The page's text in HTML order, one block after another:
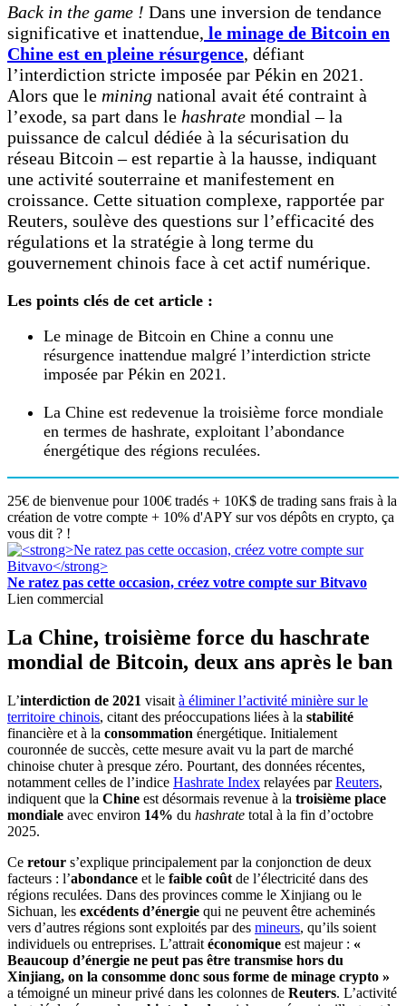
Back in the game ! Dans une inversion de tendance
significative et inattendue, le minage de Bitcoin en
Chine est en pleine résurgence, défiant
l’interdiction stricte imposée par Pékin en 2021.
Alors que le mining national avait été contraint à
l’exode, sa part dans le hashrate mondial – la
puissance de calcul dédiée à la sécurisation du
réseau Bitcoin – est repartie à la hausse, indiquant
une activité souterraine et manifestement en
croissance. Cette situation complexe, rapportée par
Reuters, soulève des questions sur l’efficacité des
régulations et la stratégie à long terme du
gouvernement chinois face à cet actif numérique.
Les points clés de cet article :
Le minage de Bitcoin en Chine a connu une
résurgence inattendue malgré l’interdiction stricte
imposée par Pékin en 2021.
La Chine est redevenue la troisième force mondiale
en termes de hashrate, exploitant l’abondance
énergétique des régions reculées.
25€ de bienvenue pour 100€ tradés + 10K$ de trading sans frais à la
création de votre compte + 10% d'APY sur vos dépôts en crypto, ça
vous dit ? !
Ne ratez pas cette occasion, créez votre compte sur Bitvavo
Lien commercial
La Chine, troisième force du haschrate
mondial de Bitcoin, deux ans après le ban
L’interdiction de 2021 visait à éliminer l’activité minière sur le
territoire chinois, citant des préoccupations liées à la stabilité
financière et à la consommation énergétique. Initialement
couronnée de succès, cette mesure avait vu la part de marché
chinoise chuter à presque zéro. Pourtant, des données récentes,
notamment celles de l’indice Hashrate Index relayées parReuters,
indiquent que la Chine est désormais revenue à la troisième place
mondiale avec environ 14% du hashrate total à la fin d’octobre
2025.
Ce retour s’explique principalement par la conjonction de deux
facteurs : l’abondance et le faible coût de l’électricité dans des
régions reculées. Dans des provinces comme le Xinjiang ou le
Sichuan, les excédents d’énergie qui ne peuvent être acheminés
vers d’autres régions sont exploités par des mineurs, qu’ils soient
individuels ou entreprises. L’attrait économique est majeur : «
Beaucoup d’énergie ne peut pas être transmise hors du
Xinjiang, on la consomme donc sous forme de minage crypto »
a témoigné un mineur privé dans les colonnes de Reuters. L’activité